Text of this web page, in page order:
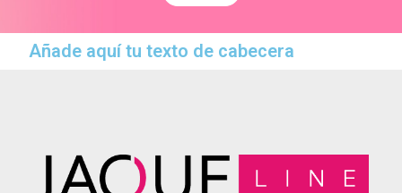
Añade aquí tu texto de cabecera